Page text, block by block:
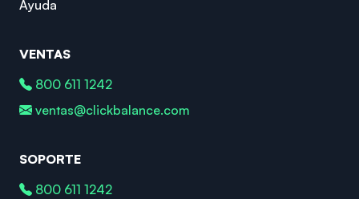
Ayuda
VENTAS
800 611 1242
ventas@clickbalance.com
SOPORTE
800 611 1242